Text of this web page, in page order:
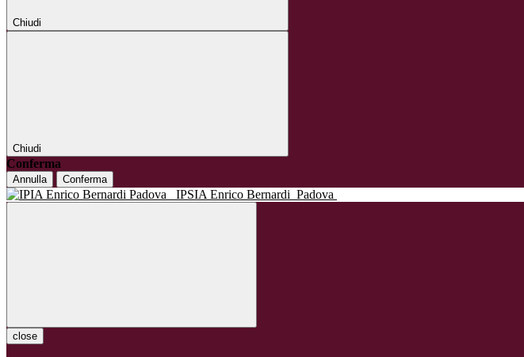
Chiudi
Chiudi
Conferma
Annulla Conferma
IPSIA Enrico Bernardi Padova
close